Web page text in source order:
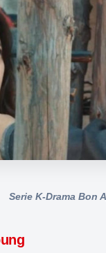
Serie K-Drama Bon